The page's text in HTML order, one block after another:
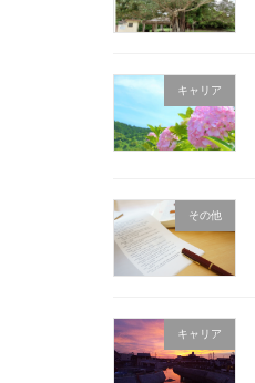
キャリア
その他
キャリア